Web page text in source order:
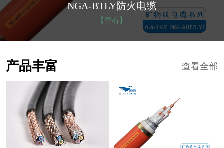
NGA-BTLY防火电缆
【查看】
查看全部
产品丰富